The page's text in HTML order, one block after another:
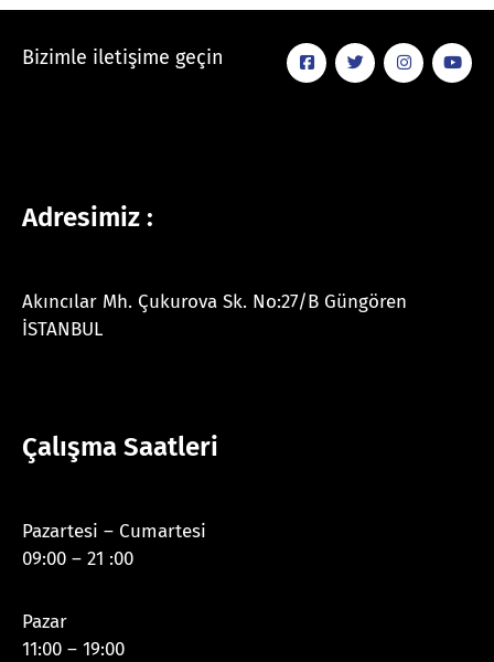
Bizimle iletişime geçin
Adresimiz :
Akıncılar Mh. Çukurova Sk. No:27/B Güngören
İSTANBUL
Çalışma Saatleri
Pazartesi – Cumartesi
09:00 – 21 :00
Pazar
11:00 – 19:00